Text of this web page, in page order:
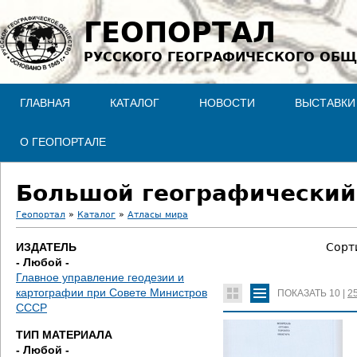
Jump to navigation
ГЕОПОРТАЛ
РУССКОГО ГЕОГРАФИЧЕСКОГО
ГЛАВНАЯ КАТАЛОГ НОВОСТИ ВЫСТАВКИ
О ГЕОПОРТАЛЕ
Большой
В
ы
з
д
Геопортал » Каталог » Атласы мира
ИЗДАТЕЛЬ
- Любой -
Главное управление геодезии и
картографии при Совете Министров
СССР
ТИП МАТЕРИАЛА
- Любой -
ПОКАЗАТЬ 10